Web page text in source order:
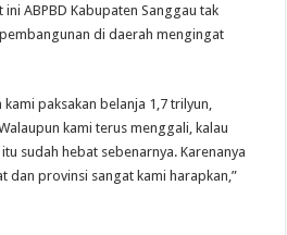
ABPBD Kabupaten Sanggau tak
di daerah mengingat
paksakan belanja 1,7 trilyun,
kami terus menggali, kalau
sudah hebat sebenarnya. Karenanya
dan provinsi sangat kami harapkan,”